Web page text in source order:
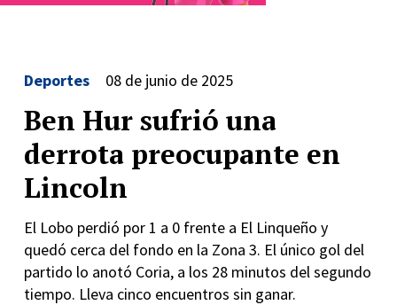
Ben Hur sufrió una
derrota preocupante en
Lincoln
El Lobo perdió por 1 a 0 frente a El Linqueño y
quedó cerca del fondo en la Zona 3. El único gol del
partido lo anotó Coria, a los 28 minutos del segundo
tiempo. Lleva cinco encuentros sin ganar.
Deportes 08 de junio de 2025